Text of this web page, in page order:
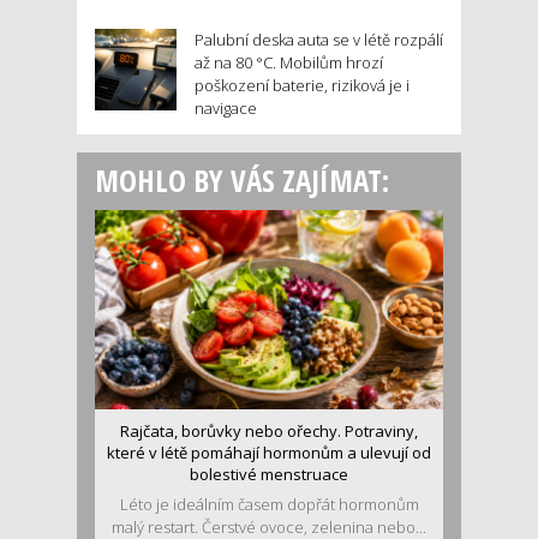
Palubní deska auta se v létě rozpálí
až na 80 °C. Mobilům hrozí
poškození baterie, riziková je i
navigace
MOHLO BY VÁS ZAJÍMAT:
Rajčata, borůvky nebo ořechy. Potraviny,
které v létě pomáhají hormonům a ulevují od
bolestivé menstruace
Léto je ideálním časem dopřát hormonům
malý restart. Čerstvé ovoce, zelenina nebo...